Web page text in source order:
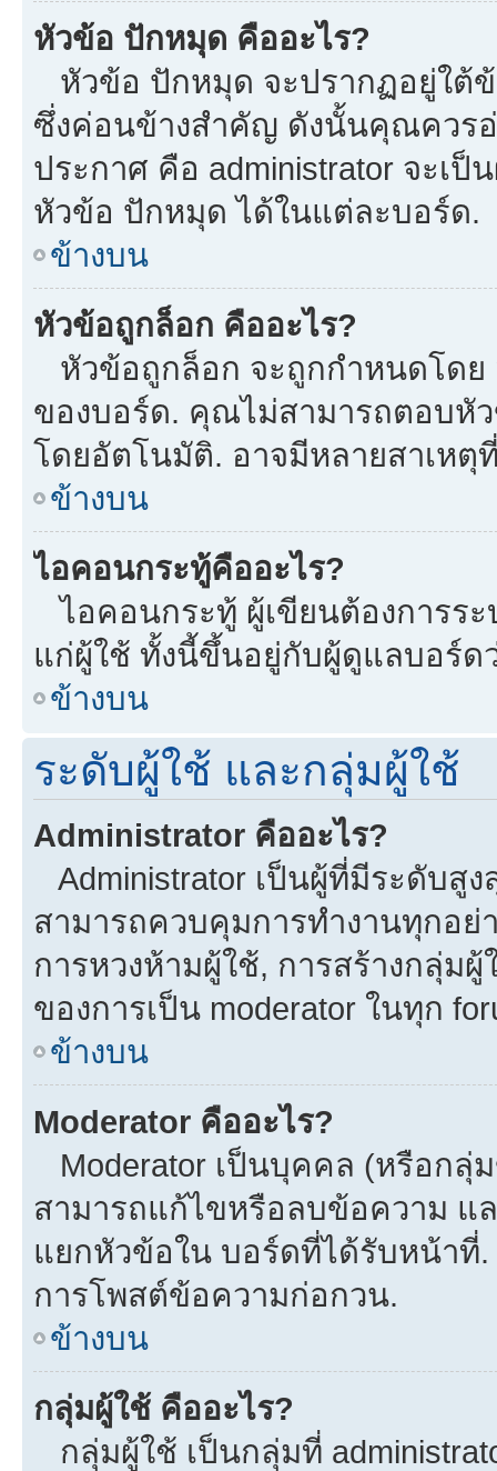
หัวข้อ ปักหมุด คืออะไร?
หัวข้อ ปักหมุด จะปรากฏอยู่ใต้
ซึ่งค่อนข้างสำคัญ ดังนั้นคุณควรอ่
ประกาศ คือ administrator จะเ
หัวข้อ ปักหมุด ได้ในแต่ละบอร์ด.
ข้างบน
หัวข้อถูกล็อก คืออะไร?
หัวข้อถูกล็อก จะถูกกำหนดโดย
ของบอร์ด. คุณไม่สามารถตอบหั
โดยอัตโนมัติ. อาจมีหลายสาเหตุ
ข้างบน
ไอคอนกระทู้คืออะไร?
ไอคอนกระทู้ ผู้เขียนต้องการร
แก่ผู้ใช้ ทั้งนี้ขึ้นอยู่กับผู้ดูแลบอร์ด
ข้างบน
ระดับผู้ใช้ และกลุ่มผู้ใช้
Administrator คืออะไร?
Administrator เป็นผู้ที่มีระดับสู
สามารถควบคุมการทำงานทุกอย่
การหวงห้ามผู้ใช้, การสร้างกลุ่ม
ของการเป็น moderator ในทุก
ข้างบน
Moderator คืออะไร?
Moderator เป็นบุคคล (หรือก
สามารถแก้ไขหรือลบข้อความ แ
แยกหัวข้อใน บอร์ดที่ได้รับหน้าที่.
การโพสต์ข้อความก่อกวน.
ข้างบน
กลุ่มผู้ใช้ คืออะไร?
กลุ่มผู้ใช้ เป็นกลุ่มที่